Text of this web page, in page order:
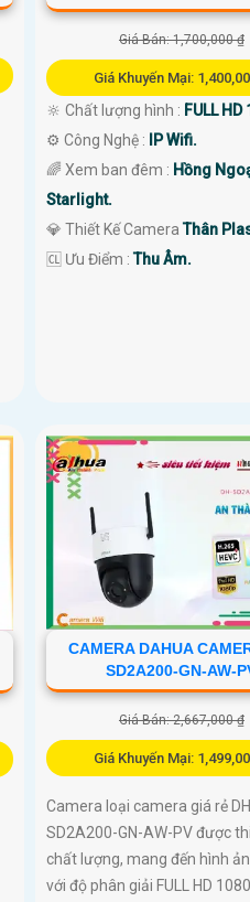
Giá Bán: 1,700,000 ₫
Giá Khuyến Mại:
🔆 Chất lượng hình : FULL HD
⚙ Công Nghệ :
IP Wifi.
🌈 Xem ban đêm : Hồng
Starlight.
💎 Thiết Kế CameraThân
️🆑 Ưu Điểm :Thu Âm.
CAMERA DAHUA
SD2A200-GN-AW-
Giá Bán: 2,667,000 ₫
Giá Khuyến Mại:
Camera loại camera giá rẻ
SD2A200-GN-AW-PV được
chất lượng, mang đến hình
với độ phân giải FULL HD